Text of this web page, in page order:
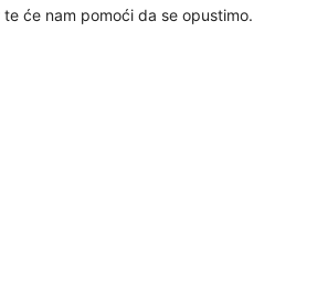
će nam pomoći da se opustimo.